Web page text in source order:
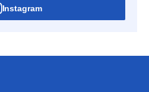
Instagram